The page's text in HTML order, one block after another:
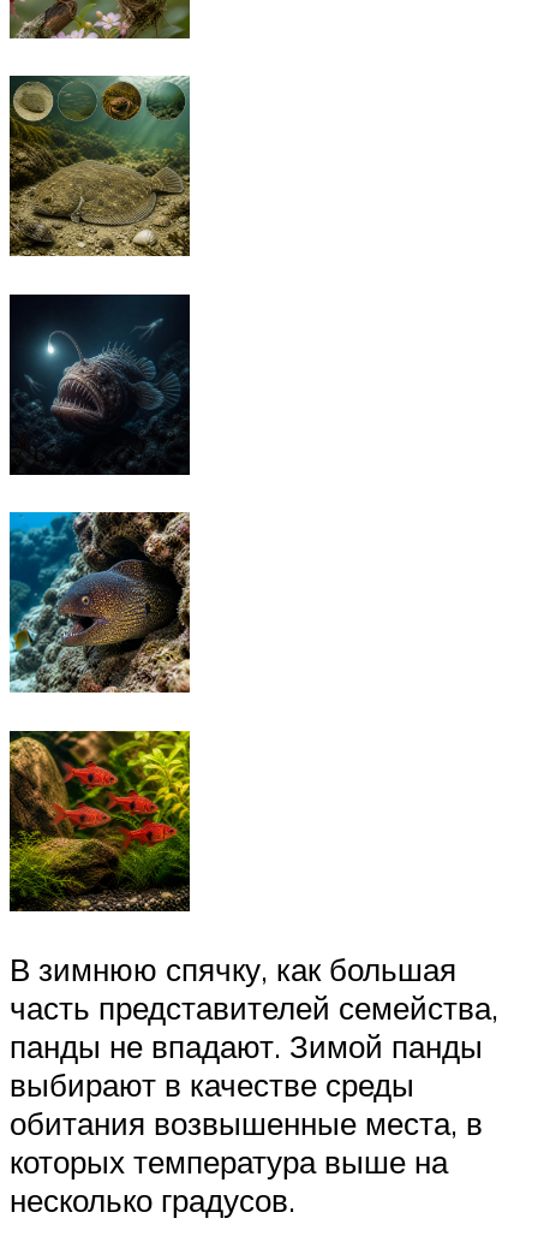
В зимнюю спячку, как большая
часть представителей семейства,
панды не впадают. Зимой панды
выбирают в качестве среды
обитания возвышенные места, в
которых температура выше на
несколько градусов.